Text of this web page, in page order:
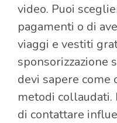
video. Puoi
pagamenti o di
viaggi e vestiti
sponsorizzazione
devi sapere come
metodi collaudati.
di contattare